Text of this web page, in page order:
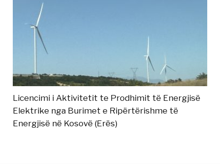
Licencimi i Aktivitetit te Prodhimit të Energjisë
Elektrike nga Burimet e Ripërtërishme të
Energjisë në Kosovë (Erës)